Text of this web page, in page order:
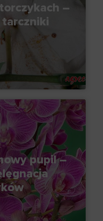
–
tarczniki
pupil –